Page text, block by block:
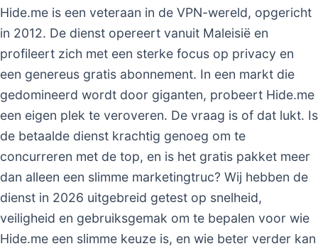
Hide.me is een veteraan in de VPN-wereld, opgericht
in 2012. De dienst opereert vanuit Maleisië en
profileert zich met een sterke focus op privacy en
een genereus gratis abonnement. In een markt die
gedomineerd wordt door giganten, probeert Hide.me
een eigen plek te veroveren. De vraag is of dat lukt. Is
de betaalde dienst krachtig genoeg om te
concurreren met de top, en is het gratis pakket meer
dan alleen een slimme marketingtruc? Wij hebben de
dienst in 2026 uitgebreid getest op snelheid,
veiligheid en gebruiksgemak om te bepalen voor wie
Hide.me een slimme keuze is, en wie beter verder kan